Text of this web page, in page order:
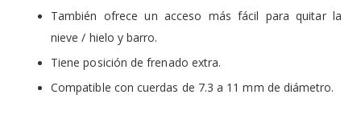
También ofrece un acceso más fácil para quitar la
nieve / hielo y barro.
Tiene posición de frenado extra.
Compatible con cuerdas de 7.3 a 11 mm de diámetro.